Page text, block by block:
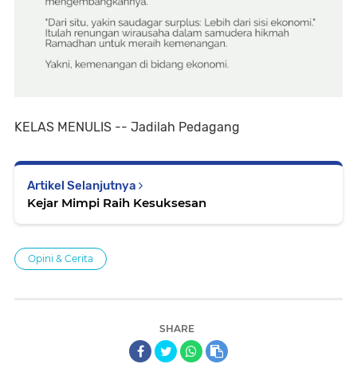
KELAS MENULIS -- Jadilah Pedagang
Artikel Selanjutnya
Kejar Mimpi Raih Kesuksesan
Opini & Cerita
SHARE